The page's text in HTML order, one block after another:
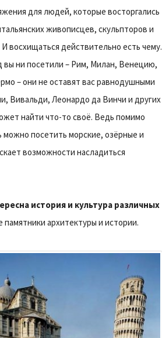
для людей, которые восторгались
живописцев, скульпторов и
восхищаться действительно есть чему.
вы ни посетили – Рим, Милан, Венецию,
– они не оставят вас равнодушными
Вивальди, Леонардо да Винчи и других
найти что-то своё. Ведь помимо
можно посетить морские, озёрные и
возможности насладиться
история и культура различных
архитектуры и истории.